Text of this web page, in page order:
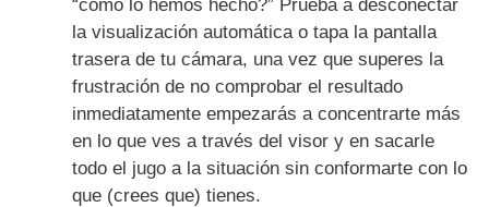
“cómo lo hemos hecho?” Prueba a desconectar
la visualización automática o tapa la pantalla
trasera de tu cámara, una vez que superes la
frustración de no comprobar el resultado
inmediatamente empezarás a concentrarte más
en lo que ves a través del visor y en sacarle
todo el jugo a la situación sin conformarte con lo
que (crees que) tienes.